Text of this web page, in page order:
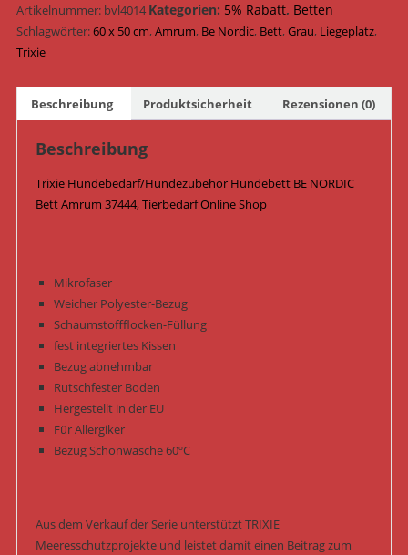
Bett
Amrum
eckig
Artikelnummer: bvl4014 Kategorien: 5% Rabatt, Betten
Schlagwörter:60 x 50 cm,Amrum, Be Nordic, Bett,Grau, Liegeplatz,
Trixie
Beschreibung Produktsicherheit Rezensionen (0)
Beschreibung
Trixie Hundebedarf/Hundezubehör Hundebett BE NORDIC
Bett Amrum 37444, Tierbedarf Online Shop
Mikrofaser
Weicher Polyester-Bezug
Schaumstoffflocken-Füllung
fest integriertes Kissen
Bezug abnehmbar
Rutschfester Boden
Hergestellt in der EU
Für Allergiker
Bezug Schonwäsche 60ºC
Aus dem Verkauf der Serie unterstützt TRIXIE
Meeresschutzprojekte und leistet damit einen Beitrag zum